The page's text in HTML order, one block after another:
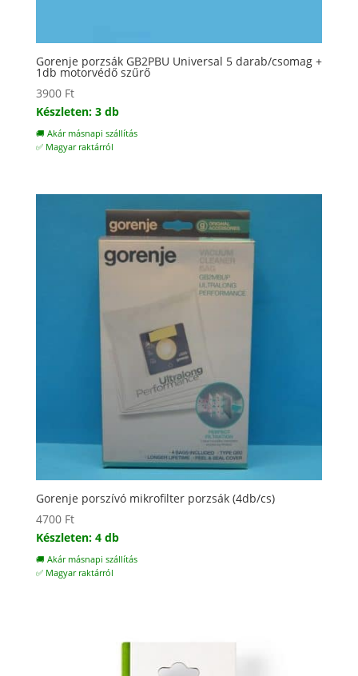
Gorenje porzsák GB2PBU Universal 5 darab/csomag +
1db motorvédő szűrő
3900 Ft
Készleten: 3 db
🚚 Akár másnapi szállítás
✅ Magyar raktárról
Gorenje porszívó mikrofilter porzsák (4db/cs)
4700 Ft
Készleten: 4 db
🚚 Akár másnapi szállítás
✅ Magyar raktárról